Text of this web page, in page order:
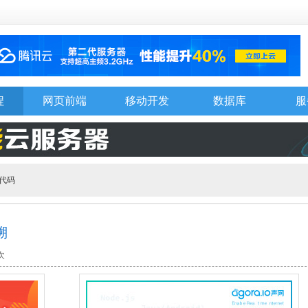
网页前端 移动开发 数据库
码